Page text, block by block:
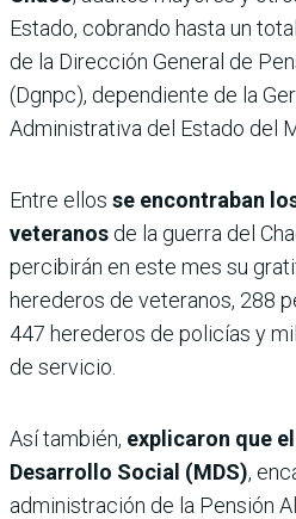
Estado, cobrando hasta un
de la Dirección General de
(Dgnpc), dependiente de la
Administrativa del Estado del
Entre ellos se encontraban
veteranos de la guerra del
percibirán en este mes su
herederos de veteranos, 288
447 herederos de policías y
de servicio.
Así también, explicaron que
Desarrollo Social (MDS),
administración de la Pensión